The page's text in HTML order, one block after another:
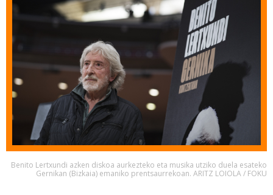
Benito Lertxundi azken diskoa aurkezteko eta musika utziko duela esateko
Gernikan (Bizkaia) emaniko prentsaurrekoan. ARITZ LOIOLA / FOKU